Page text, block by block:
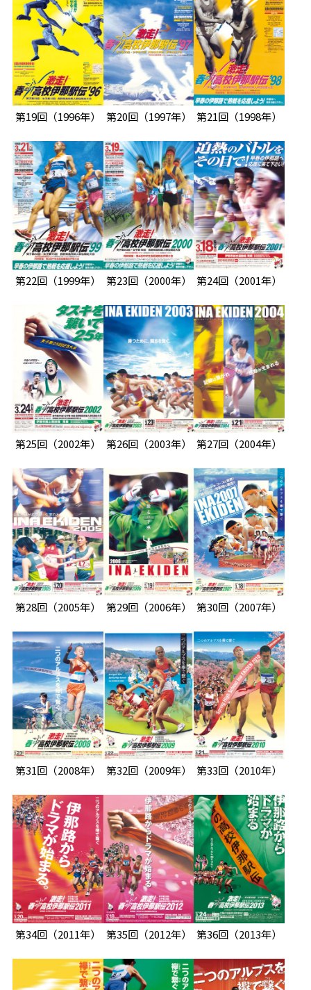
第19回（1996年） 第20回（1997年） 第21回 （1998年）
第22回（1999年） 第23回（2000年） 第24回 （2001年）
第25回（2002年） 第26回（2003年） 第27回 （2004年）
第28回（2005年） 第29回（2006年） 第30回 （2007年）
第31回（2008年） 第32回（2009年） 第33回 （2010年）
第34回（2011年） 第35回（2012年） 第36回 （2013年）